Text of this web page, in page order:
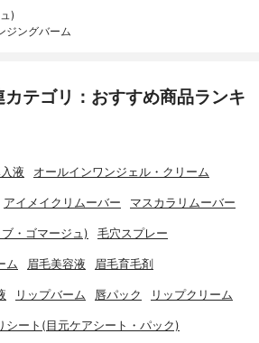
)
ジングバーム
テゴリ：おすすめ商品ランキ
液 オールインワンジェル・クリーム
アイメイクリムーバー マスカラリムーバー
・ゴマージュ) 毛穴スプレー
ム 眉毛美容液 眉毛育毛剤
リップバーム 唇パック リップクリーム
シート(目元ケアシート・パック)